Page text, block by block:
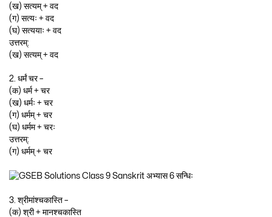
(ख) सत्यम् + वद
(ग) सत्यः + वद
(घ) सत्ययाः + वद
उत्तरम्:
(ख) सत्यम् + वद
2. धर्मं चर –
(क) धर्म + चर
(ख) धर्मः + चर
(ग) धर्मम् + चर
(घ) धर्मम + चरः
उत्तरम्:
(ग) धर्मम् + चर
3. श्रीमांश्चकास्ति –
(क) श्री + मानश्चकास्ति